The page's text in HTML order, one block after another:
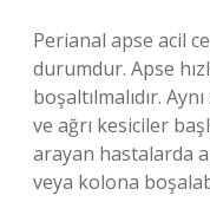
Perianal apse acil
durumdur. Apse
boşaltılmalıdır.
ve ağrı kesiciler
arayan hastalarda
veya kolona